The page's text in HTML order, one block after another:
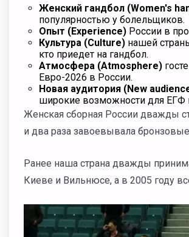
Женский гандбол (Women's
популярностью у болельщиков.
Опыт (Experience) России в
Культура (Culture) нашей
кто приедет на гандбол.
Атмосфера (Atmosphere)
Евро-2026 в России.
Новая аудитория (New
широкие возможности для ЕГФ
Женская сборная России дважды
и два раза завоевывала
Ранее наша страна дважды
Киеве и Вильнюсе, а в 2005 году